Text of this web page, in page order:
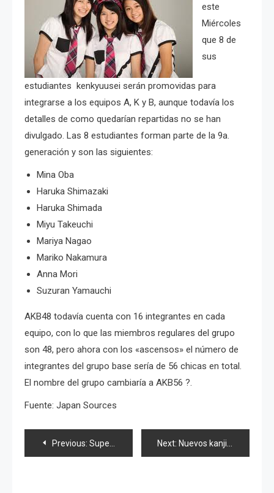
este
Miércoles
que 8 de
sus
estudiantes kenkyuusei serán promovidas para
integrarse a los equipos A, K y B, aunque todavía los
detalles de como quedarían repartidas no se han
divulgado. Las 8 estudiantes forman parte de la 9a.
generación y son las siguientes:
Mina Oba
Haruka Shimazaki
Haruka Shimada
Miyu Takeuchi
Mariya Nagao
Mariko Nakamura
Anna Mori
Suzuran Yamauchi
AKB48 todavía cuenta con 16 integrantes en cada
equipo, con lo que las miembros regulares del grupo
son 48, pero ahora con los «ascensos» el número de
integrantes del grupo base sería de 56 chicas en total.
El nombre del grupo cambiaría a AKB56 ?.
Fuente: Japan Sources
Navegación
Previous: Super live en Budokan en memoria de John Lennon Next: Nuevos kanji al idioma japonés, ya son 2136